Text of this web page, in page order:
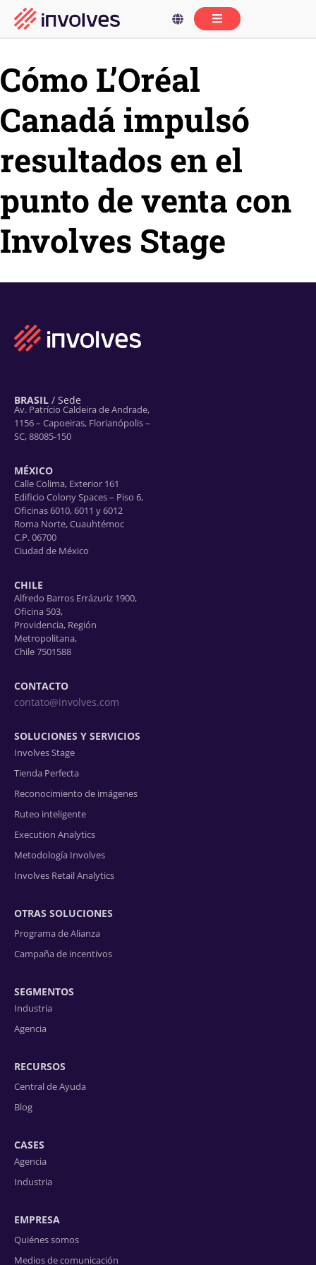
Cómo L’Oréal
Canadá impulsó
resultados en el
punto de venta con
Involves Stage
BRASIL / Sede
Av. Patrício Caldeira de Andrade,
1156 – Capoeiras, Florianópolis –
SC, 88085-150
MÉXICO
Calle Colima, Exterior 161
Edificio Colony Spaces – Piso 6,
Oficinas 6010, 6011 y 6012
Roma Norte, Cuauhtémoc
C.P. 06700
Ciudad de México
CHILE
Alfredo Barros Errázuriz 1900,
Oficina 503,
Providencia, Región
Metropolitana,
Chile 7501588
CONTACTO
contato@involves.com
SOLUCIONES Y SERVICIOS
Involves Stage
Tienda Perfecta
Reconocimiento de imágenes
Ruteo inteligente
Execution Analytics
Metodología Involves
Involves Retail Analytics
OTRAS SOLUCIONES
Programa de Alianza
Campaña de incentivos
SEGMENTOS
Industria
Agencia
RECURSOS
Central de Ayuda
Blog
CASES
Agencia
Industria
EMPRESA
Quiénes somos
Medios de comunicación